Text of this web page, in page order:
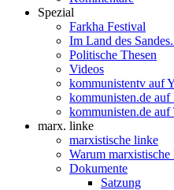
Spezial
Farkha Festival
Im Land des
Politische Thesen
Videos
kommunistentv auf
kommunisten.de auf
kommunisten.de auf
marx. linke
marxistische linke
Warum marxistische
Dokumente
Satzung